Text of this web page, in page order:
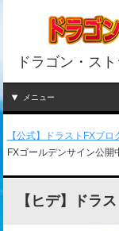
ドラゴン・ス
メニュー
【公式】ドラストFXブロ
FXゴールデンサイン公開
【ヒデ】ドラ